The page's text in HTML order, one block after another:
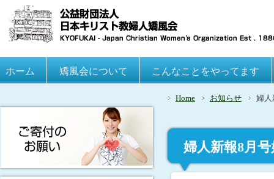
Skip to primary content
Skip to secondary content
ホーム 矯風会について こんなことをやってます
Home お知らせ 婦人
婦人新報8月